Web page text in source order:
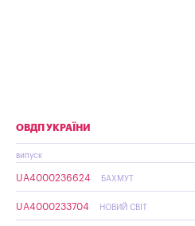
ОВДП УКРАЇНИ
випуск
UA4000236624 БАХМУТ
UA4000233704 НОВИЙ СВІТ